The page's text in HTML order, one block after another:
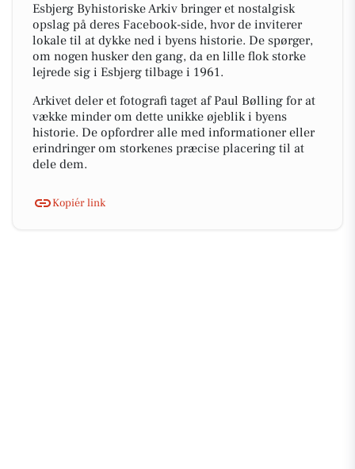
Esbjerg Byhistoriske Arkiv bringer et nostalgisk
opslag på deres Facebook-side, hvor de inviterer
lokale til at dykke ned i byens historie. De spørger,
om nogen husker den gang, da en lille flok storke
lejrede sig i Esbjerg tilbage i 1961.
Arkivet deler et fotografi taget af Paul Bølling for at
vække minder om dette unikke øjeblik i byens
historie. De opfordrer alle med informationer eller
erindringer om storkenes præcise placering til at
dele dem.
Kopiér link